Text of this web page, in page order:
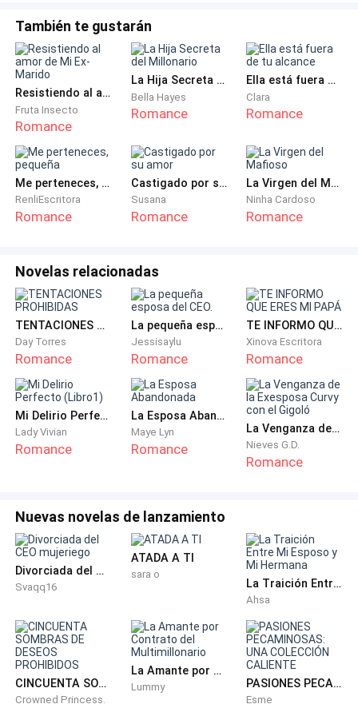
adormilada, ronca, como si estuviera agotado—.
¿Cómo estás, cariño? ¿No puedes dormir?
Ariana sintió que su pecho se apretaba.
Era tan fácil mentir para él.
—¡¿Con quién estás, Sergio?! —su voz salió
entrecortada, desgarrada.
Hubo un breve silencio antes de que él soltara una
—¿Qué dices, mi princesa? Yo solo tengo ojos para ti,
estoy solo y pienso en ti, siempre.
Ariana cerró los ojos con fuerza.
Sabía que mentía.
Lo sabía porque, mientras él hablaba con su tono
dulce de siempre, una mujer enredaba sus dedos en
Porque mientras él le prometía amor, sus labios
Porque mientras él decía que solo tenía ojos para ella,
sus ojos estaban fijos en el cuerpo desnudo de Lorna,
Y ella recibió fotos como prueba de todo eso.
Ariana sintió que su corazón se rompía un poco más.
También te gustarán
Resistiendo al amor de Mi Ex-Marido
Fruta Insecto
Romance
La Hija Secreta del Millonario
Bella Hayes
Romance
Ella está fuera de tu alcance
Clara
Romance
Me perteneces, pequeña
RenliEscritora
Romance
Castigado por su amor
Susana
Romance
La Virgen del Mafioso
Ninha Cardoso
Romance
Novelas relacionadas
TENTACIONES PROHIBIDAS
Day Torres
Romance
La pequeña esposa del CEO.
Jessisaylu
Romance
TE INFORMO QUE ERES MI PAPÁ
Xinova Escritora
Romance
Mi Delirio Perfecto (Libro1)
Lady Vivian
Romance
La Esposa Abandonada
Maye Lyn
Romance
La Venganza de la Exesposa Curvy con el Gigoló
Nieves G.D.
Romance
Nuevas novelas de lanzamiento
Divorciada del CEO mujeriego
Svaqq16
ATADA A TI
sara o
La Traición Entre Mi Esposo y Mi Hermana
Ahsa
CINCUENTA SOMBRAS DE DESEOS PROHIBIDOS
Crowned Princess.
La Amante por Contrato del Multimillonario
Lummy PASIONES PECAMINOSAS: UNA COLECCIÓN CALIENTE
Esme